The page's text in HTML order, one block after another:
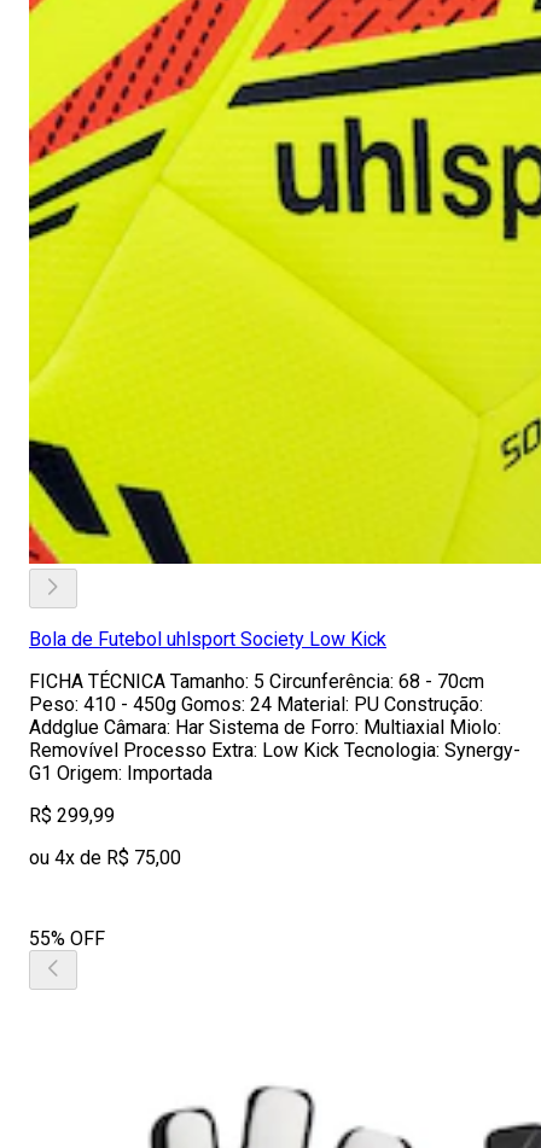
Bola de Futebol uhlsport Society Low Kick
FICHA TÉCNICA Tamanho: 5 Circunferência: 68 - 70cm
Peso: 410 - 450g Gomos: 24 Material: PU Construção:
Addglue Câmara: Har Sistema de Forro: Multiaxial Miolo:
Removível Processo Extra: Low Kick Tecnologia: Synergy-
G1 Origem: Importada
R$ 299,99
ou 4x de R$ 75,00
55% OFF